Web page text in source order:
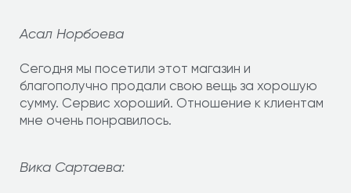
Асал Норбоева
Сегодня мы посетили этот магазин и
благополучно продали свою вещь за хорошую
сумму. Сервис хороший. Отношение к клиентам
мне очень понравилось.
Вика Сартаева: